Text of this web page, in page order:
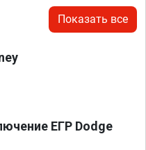
Показать все
ЕГР Dodge